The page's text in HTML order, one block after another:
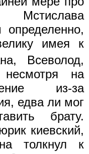
определенно,
имея к
Всеволод,
на
из-за
едва ли мог
брату.
киевский,
толкнул к